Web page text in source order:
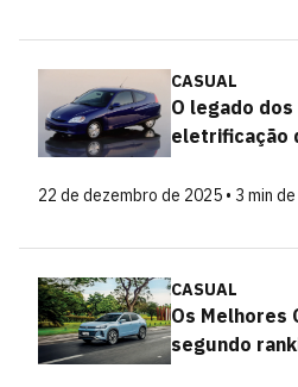
CASUAL
O legado
eletrificação
22 de dezembro de 2025 • 3 min
CASUAL
Os Melhores
segundo